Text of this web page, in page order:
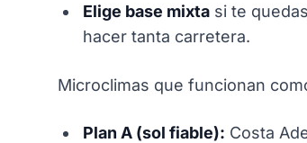
Elige base mixta si te
hacer tanta carretera.
Microclimas que funcionan
Plan A (sol fiable): Costa